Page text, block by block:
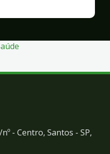
- Centro, Santos - SP,